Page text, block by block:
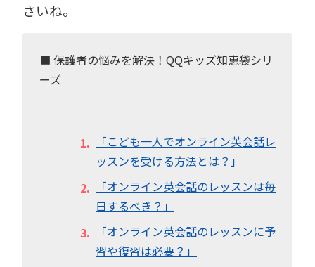
さいね。
■ 保護者の悩みを解決！QQキッズ知恵袋シリ
ーズ
「こども一人でオンライン英会話レ
ッスンを受ける方法とは？」
「オンライン英会話のレッスンは毎
日するべき？」
「オンライン英会話のレッスンに予
習や復習は必要？」